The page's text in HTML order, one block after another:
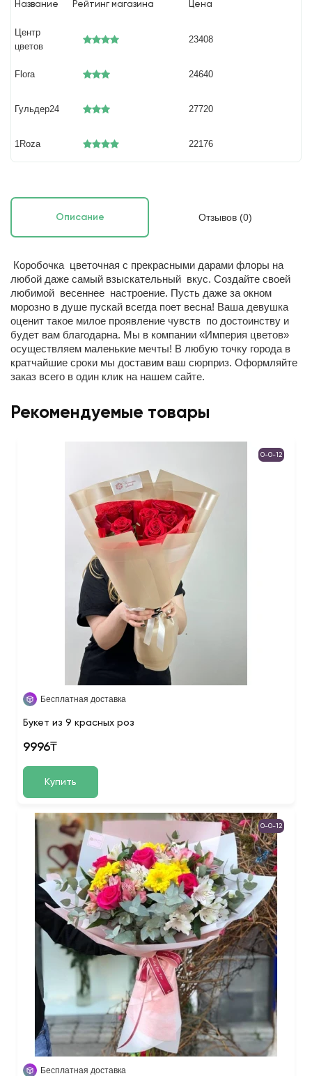
Название Рейтинг магазина Цена
Центр
цветов
23408
Flora 24640
Гульдер24 27720
1Roza 22176
Описание Отзывов (0)
Коробочка цветочная с прекрасными дарами флоры на
любой даже самый взыскательный вкус. Создайте своей
любимой весеннее настроение. Пусть даже за окном
морозно в душе пускай всегда поет весна! Ваша девушка
оценит такое милое проявление чувств по достоинству и
будет вам благодарна. Мы в компании «Империя цветов»
осуществляем маленькие мечты! В любую точку города в
кратчайшие сроки мы доставим ваш сюрприз. Оформляйте
заказ всего в один клик на нашем сайте.
Рекомендуемые товары
0-0-12
Бесплатная доставка
Букет из 9 красных роз
9996₸
Купить
0-0-12
Бесплатная доставка